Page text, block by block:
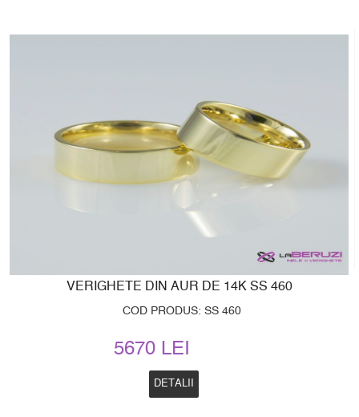
VERIGHETE DIN AUR DE 14K SS 460
COD PRODUS: SS 460
5670 LEI
DETALII